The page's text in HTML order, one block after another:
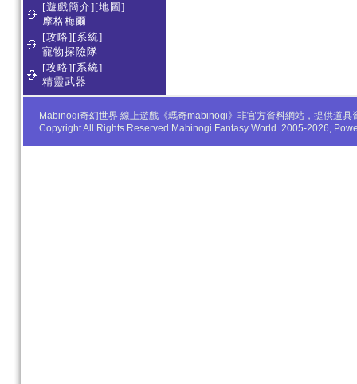
[遊戲簡介][地圖]
摩格梅爾
[攻略][系統]
寵物探險隊
[攻略][系統]
精靈武器
Mabinogi奇幻世界 線上遊戲《瑪奇mabinogi》非官方資料網站，提供道
Copyright All Rights Reserved Mabinogi Fantasy World. 2005-2026,